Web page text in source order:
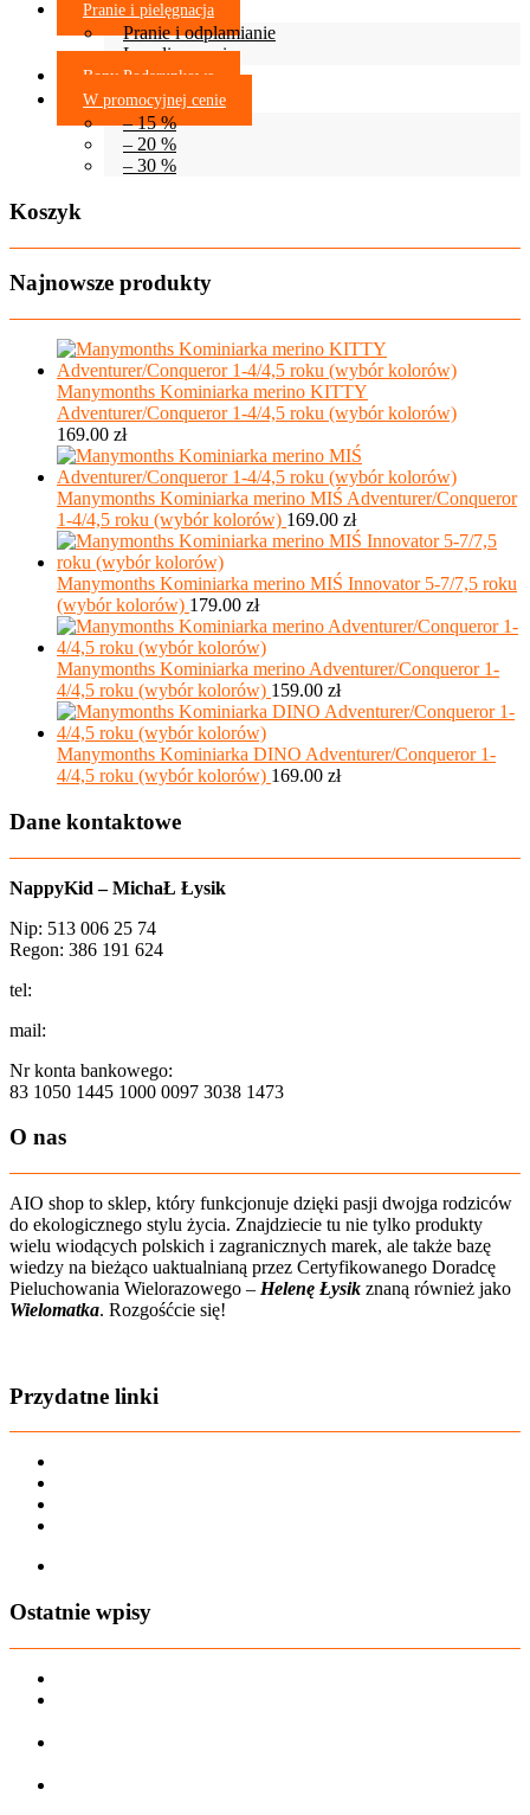
Pranie i pielęgnacja
Pranie i odplamianie
Lanolinowanie
Bony Podarunkowe
W promocyjnej cenie
– 15 %
– 20 %
– 30 %
Koszyk
Najnowsze produkty
Manymonths Kominiarka merino KITTY
Adventurer/Conqueror 1-4/4,5 roku (wybór kolorów)
169.00 zł
Manymonths Kominiarka merino MIŚ Adventurer/Conqueror
1-4/4,5 roku (wybór kolorów) 169.00 zł
Manymonths Kominiarka merino MIŚ Innovator 5-7/7,5 roku
(wybór kolorów) 179.00 zł
Manymonths Kominiarka merino Adventurer/Conqueror 1-
4/4,5 roku (wybór kolorów) 159.00 zł
Manymonths Kominiarka DINO Adventurer/Conqueror 1-
4/4,5 roku (wybór kolorów) 169.00 zł
Dane kontaktowe
NappyKid – MichaŁ Łysik
Nip: 513 006 25 74
Regon: 386 191 624
tel:
mail:
Nr konta bankowego:
83 1050 1445 1000 0097 3038 1473
O nas
AIO shop to sklep, który funkcjonuje dzięki pasji dwojga rodziców
do ekologicznego stylu życia. Znajdziecie tu nie tylko produkty
wielu wiodących polskich i zagranicznych marek, ale także bazę
wiedzy na bieżąco uaktualnianą przez Certyfikowanego Doradcę
Pieluchowania Wielorazowego – Helenę Łysik znaną również jako
Wielomatka. Rozgośćcie się!
Przydatne linki
Ostatnie wpisy